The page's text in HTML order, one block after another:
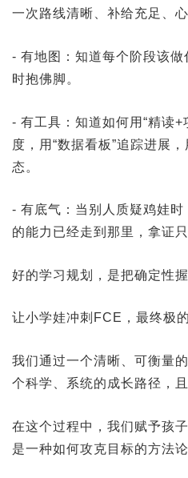
一次路线清晰、补给充足、
- 有地图：知道每个阶段该
时抱佛脚。
- 有工具：知道如何用“精读+
度，用“数据看板”追踪进展
态。
- 有底气：当别人质疑鸡娃
的能力已经走到那里，拿证
好的学习规划，是把确定性
让小学娃冲刺FCE，最终极
我们通过一个清晰、可衡量
个科学、系统的成长路径，
在这个过程中，我们赋予孩
是一种如何攻克目标的方法论